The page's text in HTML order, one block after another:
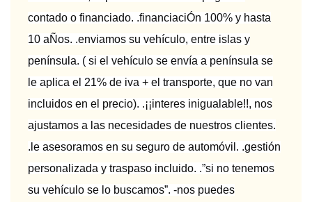
contado o financiado. .financiaciÓn 100% y hasta
10 aÑos. .enviamos su vehículo, entre islas y
península. ( si el vehículo se envía a península se
le aplica el 21% de iva + el transporte, que no van
incluidos en el precio). .¡¡interes inigualable!!, nos
ajustamos a las necesidades de nuestros clientes.
.le asesoramos en su seguro de automóvil. .gestión
personalizada y traspaso incluido. .”si no tenemos
su vehículo se lo buscamos”. -nos puedes